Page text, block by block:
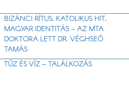
BIZÁNCI RÍTUS, KATOLIKUS HIT,
MAGYAR IDENTITÁS – AZ MTA
DOKTORA LETT DR. VÉGHSEŐ
TAMÁS
TŰZ ÉS VÍZ – TALÁLKOZÁS